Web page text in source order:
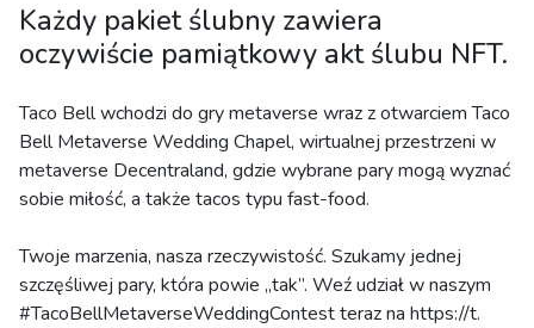
Każdy pakiet ślubny zawiera
oczywiście pamiątkowy akt ślubu NFT.
Taco Bell wchodzi do gry metaverse wraz z otwarciem Taco
Bell Metaverse Wedding Chapel, wirtualnej przestrzeni w
metaverse Decentraland, gdzie wybrane pary mogą wyznać
sobie miłość, a także tacos typu fast-food.
Twoje marzenia, nasza rzeczywistość. Szukamy jednej
szczęśliwej pary, która powie „tak”. Weź udział w naszym
#TacoBellMetaverseWeddingContest teraz na https://t.